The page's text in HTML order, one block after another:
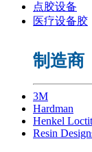
点胶设备
医疗设备胶
制造商
3M
Hardman
Henkel
Resin